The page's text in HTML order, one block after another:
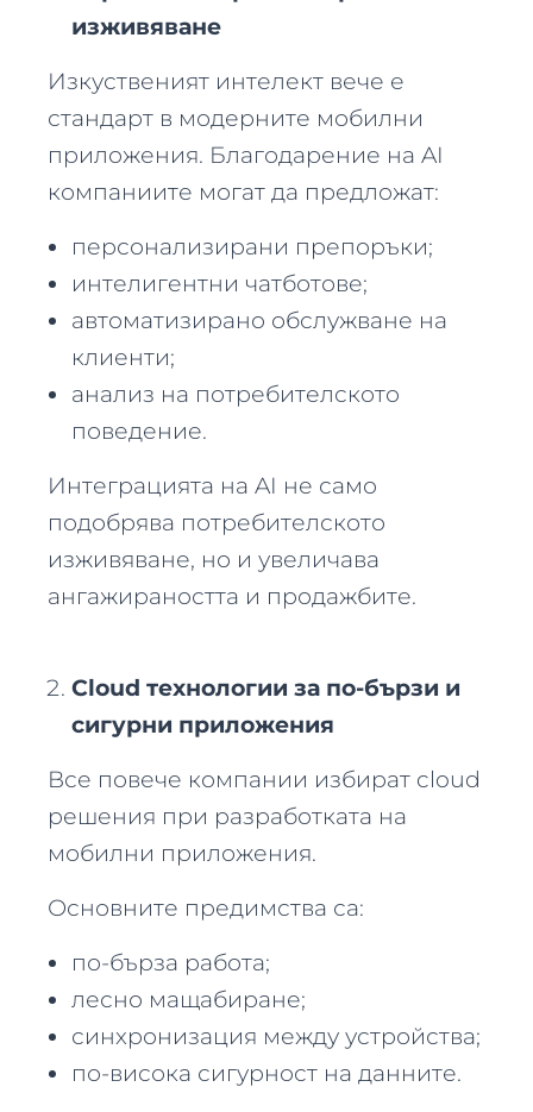
изживяване
Изкуственият интелект вече е
стандарт в модерните мобилни
приложения. Благодарение на AI
компаниите могат да предложат:
персонализирани препоръки;
интелигентни чатботове;
автоматизирано обслужване на
клиенти;
анализ на потребителското
поведение.
Интеграцията на AI не само
подобрява потребителското
изживяване, но и увеличава
ангажираността и продажбите.
Cloud технологии за по-бързи и
сигурни приложения
Все повече компании избират cloud
решения при разработката на
мобилни приложения.
Основните предимства са:
по-бърза работа;
лесно мащабиране;
синхронизация между устройства;
по-висока сигурност на данните.